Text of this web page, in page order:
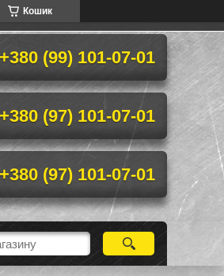
Кошик
+380 (99) 101-07-01
+380 (97) 101-07-01
+380 (97) 101-07-01